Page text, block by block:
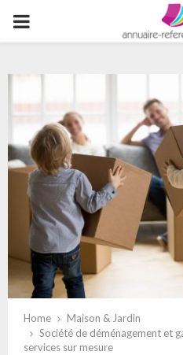
content
PRIMARY
Home
Maison & Jardin
Société de déménagement et
services sur mesure